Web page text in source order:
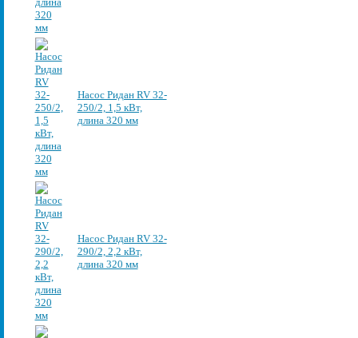
Насос Ридан RV 32-
250/2, 1,5 кВт,
длина 320 мм
Насос Ридан RV 32-
290/2, 2,2 кВт,
длина 320 мм